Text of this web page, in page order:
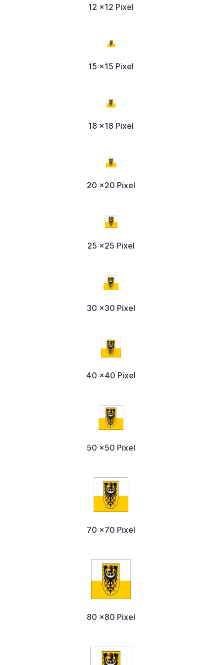
12 x12 Pixel
15 x15 Pixel
18 x18 Pixel
20 x20 Pixel
25 x25 Pixel
30 x30 Pixel
40 x40 Pixel
50 x50 Pixel
70 x70 Pixel
80 x80 Pixel